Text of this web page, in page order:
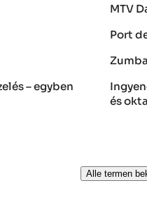
MTV
Port
Zumba
– egyben
és
Alle termen